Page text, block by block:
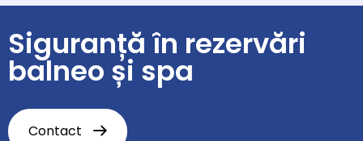
Siguranță în rezervări
balneo și spa
Contact